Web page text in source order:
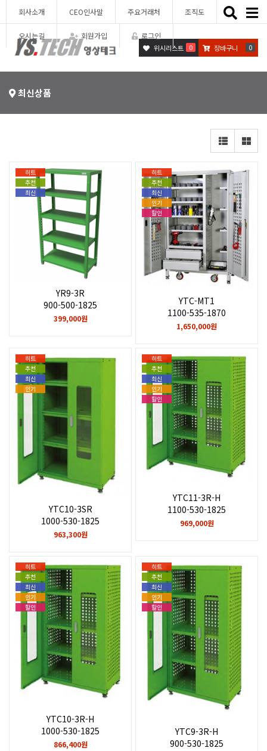
회사소개 CEO인사말 주요거래처 조직도
오시는길 회원가입 로그인
Toggle
위시리스트 0 장바구니 0
최신상품
히트
추천
최신
YR9-3R
900-500-1825
399,000원
히트
추천
최신
인기
할인
YTC-MT1
1100-535-1870
1,650,000원
히트
추천
최신
인기
YTC10-3SR
1000-530-1825
963,300원
히트
추천
최신
인기
할인
YTC11-3R-H
1100-530-1825
969,000원
히트
추천
최신
인기
할인
YTC10-3R-H
1000-530-1825
866,400원
히트
추천
최신
인기
할인
YTC9-3R-H
900-530-1825